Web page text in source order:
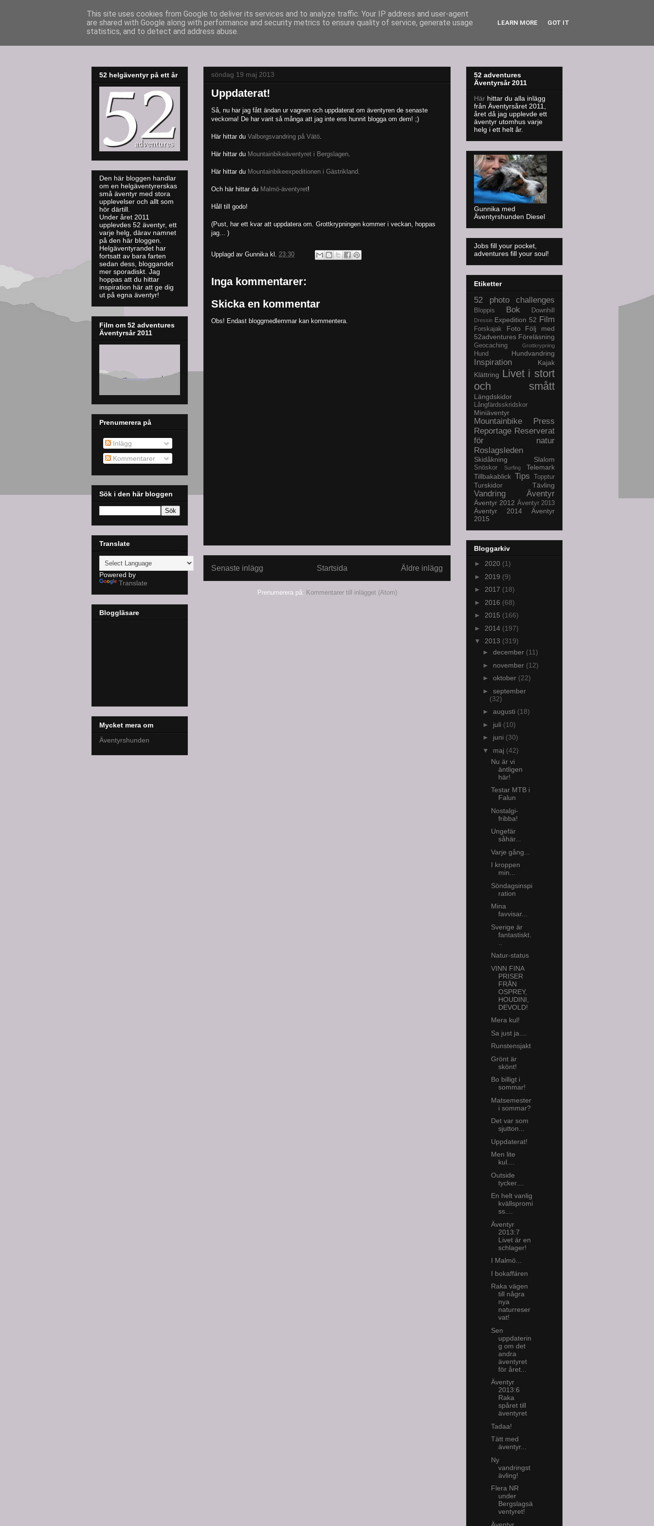
52adventures
söndag 19 maj 2013
Uppdaterat!
Så, nu har jag fått ändan ur vagnen och uppdaterat om äventyren de senaste
veckorna! De har varit så många att jag inte ens hunnit blogga om dem! ;)
Här hittar du Valborgsvandring på Vätö.
Här hittar du Mountainbikeäventyret i Bergslagen.
Här hittar du Mountainbikeexpeditionen i Gästrikland.
Och här hittar du Malmö-äventyret!
Håll till godo!
(Pust, har ett kvar att uppdatera om. Grottkrypningen kommer i veckan, hoppas
jag... )
Upplagd av Gunnika kl. 23:30
Inga kommentarer:
Skicka en kommentar
Obs! Endast bloggmedlemmar kan kommentera.
Senaste inlägg Äldre inlägg
Startsida
Prenumerera på: Kommentarer till inlägget (Atom)
52 helgäventyr på ett år
Den här bloggen handlar
om en helgäventyrerskas
små äventyr med stora
upplevelser och allt som
hör därtill.
Under året 2011
upplevdes 52 äventyr, ett
varje helg, därav namnet
på den här bloggen.
Helgäventyrandet har
fortsatt av bara farten
sedan dess, bloggandet
mer sporadiskt. Jag
hoppas att du hittar
inspiration här att ge dig
ut på egna äventyr!
Film om 52 adventures
Äventyrsår 2011
Prenumerera på
Inlägg
Kommentarer
Sök i den här bloggen
Translate
Powered by
Translate
Bloggläsare
Mycket mera om
Äventyrshunden
52 adventures
Äventyrsår 2011
Här hittar du alla inlägg
från Äventyrsåret 2011,
året då jag upplevde ett
äventyr utomhus varje
helg i ett helt år.
Gunnika med
Äventyrshunden Diesel
Jobs fill your pocket,
adventures fill your soul!
Etiketter
52 photo challenges
Bloppis Bok Downhill
Dressin Expedition 52 Film
Forskajak Foto
Följ med
52adventures Föreläsning
Geocaching Grottkrypning
Hund Hundvandring
Inspiration
Kajak
Klättring Livet i stort
och smått
Längdskidor
Långfärdsskridskor
Miniäventyr
Mountainbike
Press
Reportage Reserverat
för natur
Roslagsleden
Skidåkning Slalom
Snöskor Surfing
Telemark
Tillbakablick Tips Topptur
Turskidor Tävling
Vandring Äventyr
Äventyr 2012 Äventyr 2013
Äventyr 2014
Äventyr
2015
Bloggarkiv
► 2020 (1)
► 2019 (9)
► 2017 (18)
► 2016 (68)
► 2015 (166)
► 2014 (197)
▼ 2013 (319)
► december (11)
► november (12)
► oktober (22)
► september
(32)
► augusti (18)
► juli (10)
► juni (30)
▼ maj (42)
Nu är vi
äntligen
här!
Testar MTB i
Falun
Nostalgi-
fribba!
Ungefär
såhär...
Varje gång...
I kroppen
min...
Söndagsinspi
ration
Mina
favvisar...
Sverige är
fantastiskt.
Natur-status
VINN FINA
PRISER
FRÅN
OSPREY,
HOUDINI,
DEVOLD!
Mera kul!
Sa just ja....
Runstensjakt
Grönt är
skönt!
Bo billigt i
sommar!
Matsemester
i sommar?
Det var som
sjutton...
Uppdaterat!
Men lite
kul....
Outside
tycker....
En helt vanlig
kvällspromi
ss....
Äventyr
2013:7
Livet är en
schlager!
I Malmö...
I bokaffären
Raka vägen
till några
nya
naturreser
vat!
Sen
uppdaterin
g om det
andra
äventyret
för året...
Äventyr
2013:6
Raka
spåret till
äventyret
Tadaa!
Tätt med
äventyr...
Ny
vandringst
ävling!
Flera NR
under
Bergslagsä
ventyret!
Äventyr
This site uses cookies from Google to deliver its services and to analyze traffic. Your IP address and user-agent
are shared with Google along with performance and security metrics to ensure quality of service, generate usage
statistics, and to detect and address abuse.
LEARN MORE GOT IT